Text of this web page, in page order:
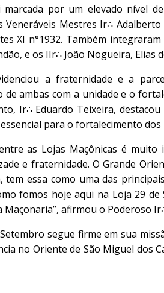
marcada por um elevado nível
Veneráveis Mestres Ir∴
XI n°1932. Também
e os IIr∴ João Nogueira, Elias
a fraternidade e a
de ambas com a unidade e o
Ir∴ Eduardo Teixeira,
para o fortalecimento dos
as Lojas Maçônicas é
e fraternidade. O Grande
tem essa como uma das
fomos hoje aqui na Loja 29
afirmou o Poderoso
segue firme em sua
no Oriente de São Miguel dos